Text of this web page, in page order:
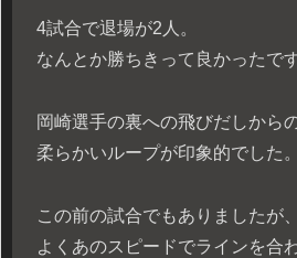
4試合で退場が2人。
なんとか勝ちきって良かったです
岡崎選手の裏への飛びだしから
柔らかいループが印象的でした。
この前の試合でもありましたが、
よくあのスピードでラインを合